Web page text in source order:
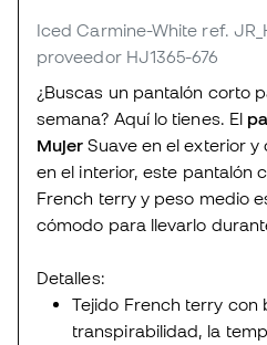
Iced Carmine-White ref.
proveedor HJ1365-676
¿Buscas un pantalón corto
semana? Aquí lo tienes. El
Mujer Suave en el exterior
en el interior, este pantalón
French terry y peso medio
cómodo para llevarlo
Detalles:
Tejido French terry con
transpirabilidad, la